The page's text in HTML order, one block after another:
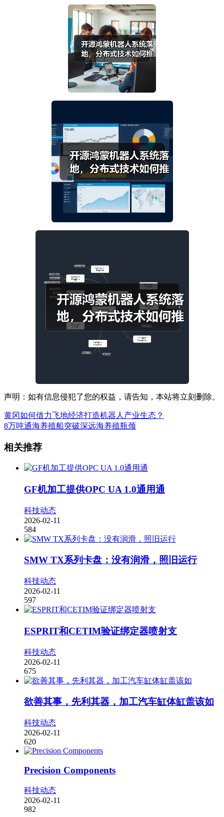
声明：如有信息侵犯了您的权益，请告知，本站将立刻删除。
黄冈如何借力飞地经济打造机器人产业生态？
8万吨通海养殖船突破深远海养殖瓶颈
相关推荐
GF机加工提供OPC UA 1.0通用通
科技动态
2026-02-11
584
SMW TX系列卡盘：没有润滑，照旧运行
科技动态
2026-02-11
597
ESPRIT和CETIM验证绑定器喷射支
科技动态
2026-02-11
675
欲善其事，先利其器，加工汽车缸体缸盖该如
科技动态
2026-02-11
620
Precision Components
科技动态
2026-02-11
982